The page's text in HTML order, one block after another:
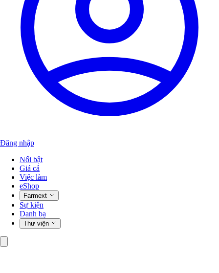
Đăng nhập
Nổi bật
Giá cả
Việc làm
eShop
Farmext
Sự kiện
Danh bạ
Thư viện